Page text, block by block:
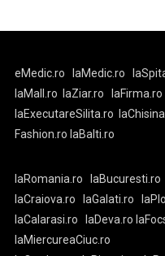
eMedic.ro laMedic.ro
laMall.ro
laZiar.ro laFirma.ro
laExecutareSilita.ro
Fashion.ro laBalti.ro
laRomania.ro laBucuresti.ro
laCraiova.ro
laGalati.ro
laCalarasi.ro
laDeva.ro
laMiercureaCiuc.ro